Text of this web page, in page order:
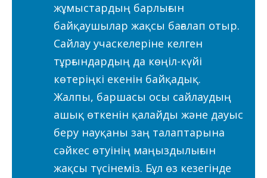
жұмыстардың барлығын
байқаушылар жақсы бағалап отыр.
Сайлау учаскелеріне келген
тұрғындардың да көңіл-күйі
көтеріңкі екенін байқадық.
Жалпы, баршасы осы сайлаудың
ашық өткенін қалайды және дауыс
беру науқаны заң талаптарына
сәйкес өтуінің маңыздылығын
жақсы түсінеміз. Бұл өз кезегінде